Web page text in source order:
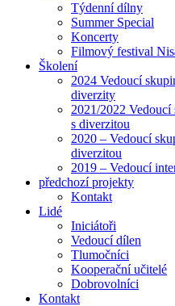
Týdenní dílny
Summer Special
Koncerty
Filmový festival
Školení
2024 Vedoucí
diverzity
2021/2022
s diverzitou
2020 – Vedoucí
diverzitou
2019 – Vedoucí
předchozí projekty
Kontakt
Lidé
Iniciátoři
Vedoucí dílen
Tlumočníci
Kooperační učitelé
Dobrovolníci
Kontakt